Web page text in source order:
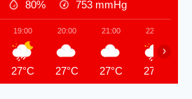
80% 753 mmHg
19:00
27°C
20:00
27°C
21:00
27°C
22:00
27°C
›